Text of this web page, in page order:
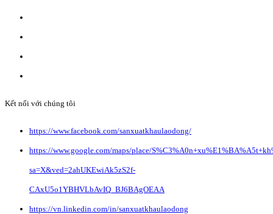
Kết nối với chúng tôi
https://www.facebook.com/sanxuatkhaulaodong/
https://www.google.com/maps/place/
sa=X&ved=2ahUKEwiAk5zS2f-
CAxU5o1YBHVLbAvIQ_BJ6BAgOEAA
https://vn.linkedin.com/in/sanxuatkhaulaodong